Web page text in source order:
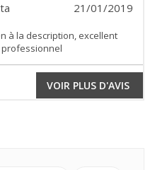
21/01/2019
à la description, excellent
VOIR PLUS D'AVIS